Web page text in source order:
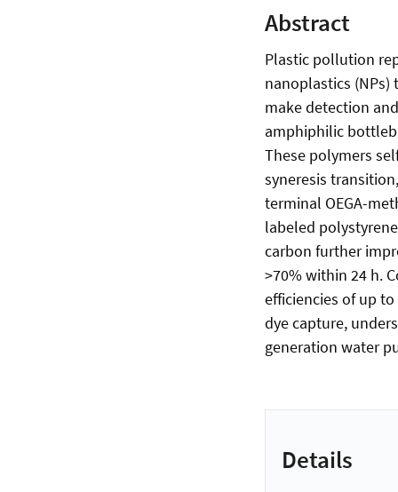
Abstract
Plastic pollution
nanoplastics
make detection
amphiphilic
These polymers
syneresis
terminal OEGA-
labeled
carbon further
>70% within 24 h.
efficiencies of up
dye capture,
generation water
Details